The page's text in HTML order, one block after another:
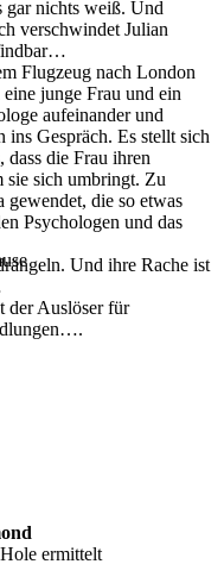
gar nichts weiß. Und
verschwindet Julian
Flugzeug nach London
junge Frau und ein
aufeinander und
ins Gespräch. Es stellt sich
dass die Frau ihren
sie sich umbringt. Zu
gewendet, die so etwas
Psychologen und das
Und ihre Rache ist
der Auslöser für
ermittelt